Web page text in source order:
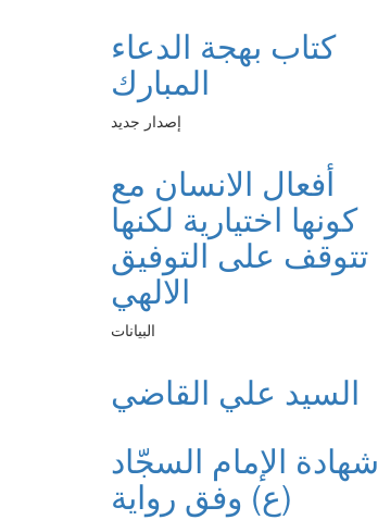
كتاب بهجة الدعاء
المبارك
إصدار جديد
أفعال الانسان مع
كونها اختيارية لكنها
تتوقف على التوفيق
الالهي
البيانات
السيد علي القاضي
شهادة الإمام السجّاد
(ع) وفق رواية